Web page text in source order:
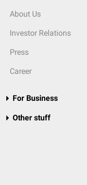
About Us
Investor Relations
Press
Career
For Business
Other stuff